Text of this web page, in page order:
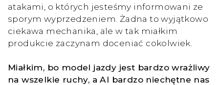
atakami, o których jesteśmy informowani ze
sporym wyprzedzeniem. Żadna to wyjątkowo
ciekawa mechanika, ale w tak miałkim
produkcie zaczynam doceniać cokolwiek.
Miałkim, bo model jazdy jest bardzo wrażliwy
na wszelkie ruchy, a AI bardzo niechętne nas